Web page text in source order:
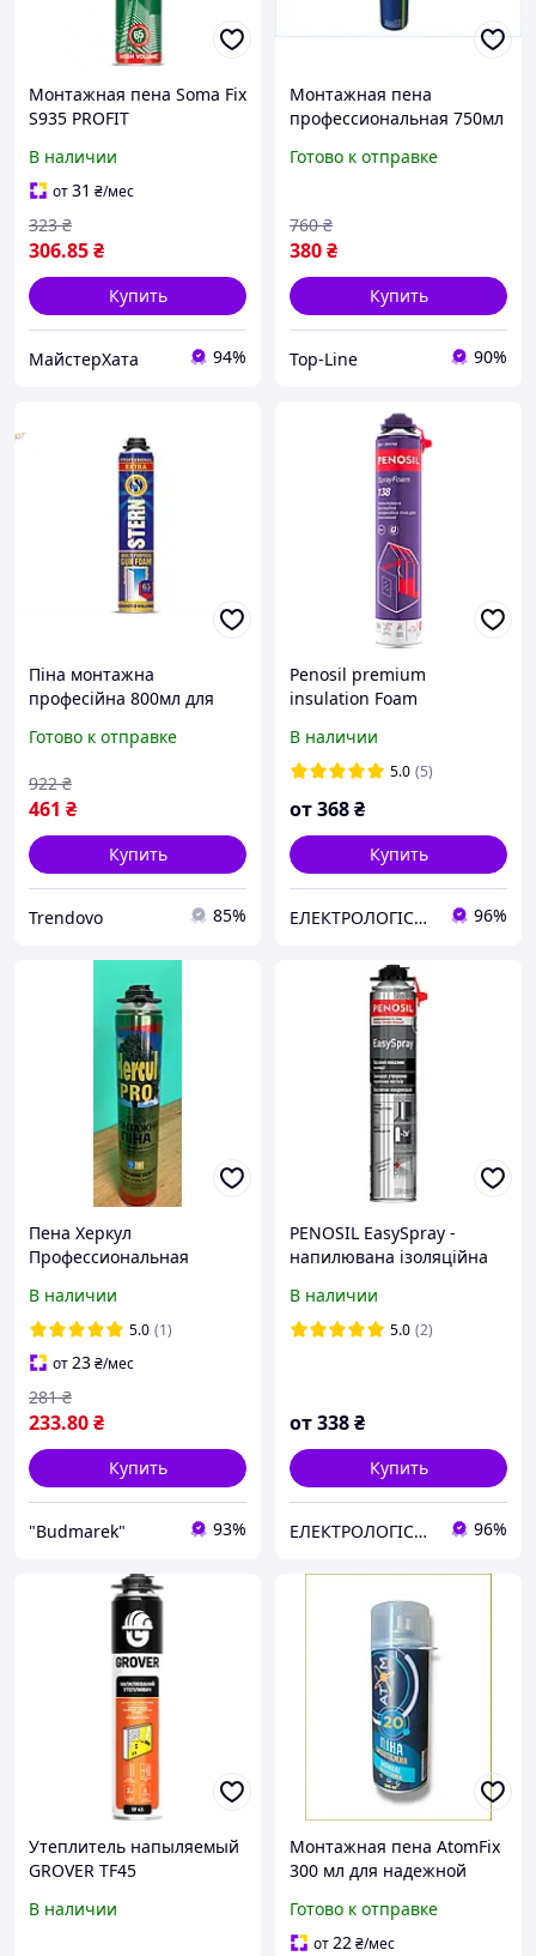
Монтажная пена Soma Fix
S935 PROFIT
всесезонная
полиуретановая пена 800
мл
В наличии
от31 ₴/мес
306.85₴
323 ₴
Купить
МайстерХата 94%
Монтажная пена
профессиональная 750мл
утепления и
Готово к отправке
380₴
760 ₴
Купить
Top-Line 90%
Піна монтажна
професійна 800мл для
герметизації Extra Fix 65л
Готово к отправке
461 ₴
922 ₴
Купить
Trendovo 85%
Penosil premium
insulation Foam
професійна піна для
утеплення PENOSIL
В наличии
5.0 (5)
от368₴
Купить
ЕЛЕКТРОЛОГІСТИК 96%
Пена Херкул
Профессиональная
В наличии
5.0 (1)
от23₴/мес
233.80₴
281 ₴
Купить
"Budmarek" 93%
PENOSIL EasySpray -
напилювана ізоляційна
В наличии
5.0 (2)
от338₴
Купить
ЕЛЕКТРОЛОГІСТИК 96%
Утеплитель напыляемый
GROVER TF45
(42495)
В наличии
Монтажная пена AtomFix
300 мл для надежной
теплоизоляции в
строительстве
Готово к отправке
от22₴/мес